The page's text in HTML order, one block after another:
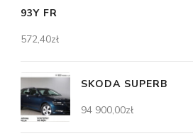
93Y FR
572,40zł
SKODA SUPERB
94 900,00zł